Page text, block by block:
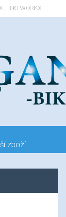
, BIKEWORKX ...
zboží